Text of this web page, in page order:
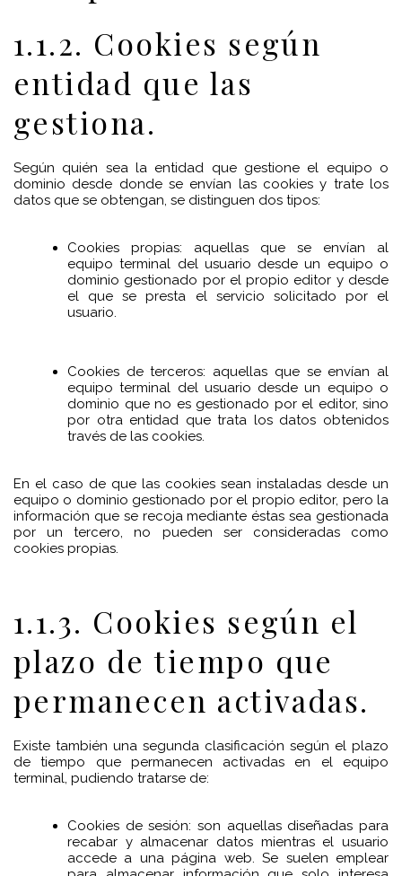
1.1.2. Cookies según
entidad que las
gestiona.
Según quién sea la entidad que gestione el equipo o
dominio desde donde se envían las cookies y trate los
datos que se obtengan, se distinguen dos tipos:
Cookies propias: aquellas que se envían al
equipo terminal del usuario desde un equipo o
dominio gestionado por el propio editor y desde
el que se presta el servicio solicitado por el
usuario.
Cookies de terceros: aquellas que se envían al
equipo terminal del usuario desde un equipo o
dominio que no es gestionado por el editor, sino
por otra entidad que trata los datos obtenidos
través de las cookies.
En el caso de que las cookies sean instaladas desde un
equipo o dominio gestionado por el propio editor, pero la
información que se recoja mediante éstas sea gestionada
por un tercero, no pueden ser consideradas como
cookies propias.
1.1.3. Cookies según el
plazo de tiempo que
permanecen activadas.
Existe también una segunda clasificación según el plazo
de tiempo que permanecen activadas en el equipo
terminal, pudiendo tratarse de:
Cookies de sesión: son aquellas diseñadas para
recabar y almacenar datos mientras el usuario
accede a una página web. Se suelen emplear